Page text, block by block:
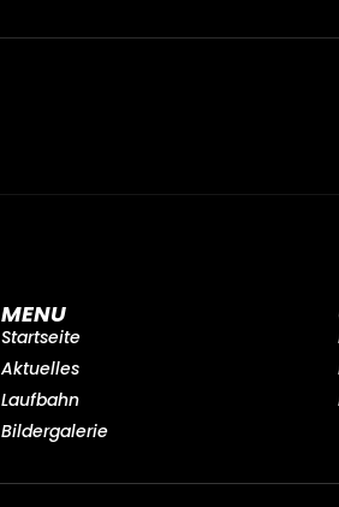
MENU
Startseite
Aktuelles
Laufbahn
Bildergalerie